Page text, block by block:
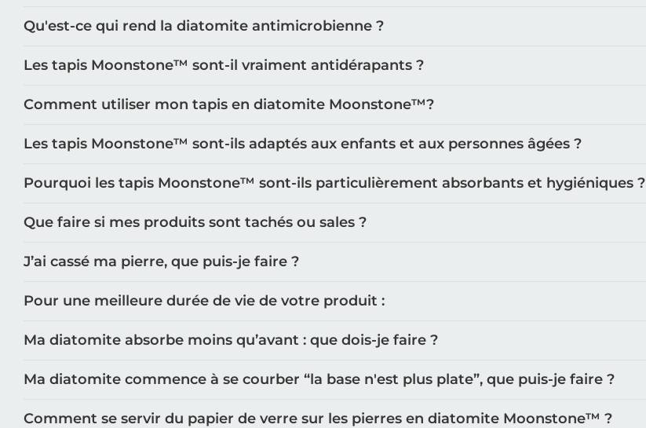
Qu'est-ce qui rend la diatomite antimicrobienne ?
Les tapis Moonstone™️ sont-il vraiment antidérapants ?
Comment utiliser mon tapis en diatomite Moonstone™️?
Les tapis Moonstone™️ sont-ils adaptés aux enfants et aux personnes âgées ?
Pourquoi les tapis Moonstone™️ sont-ils particulièrement absorbants et hygiéniques ?
Que faire si mes produits sont tachés ou sales ?
J’ai cassé ma pierre, que puis-je faire ?
Pour une meilleure durée de vie de votre produit :
Ma diatomite absorbe moins qu’avant : que dois-je faire ?
Ma diatomite commence à se courber “la base n'est plus plate”, que puis-je faire ?
Comment se servir du papier de verre sur les pierres en diatomite Moonstone™️ ?